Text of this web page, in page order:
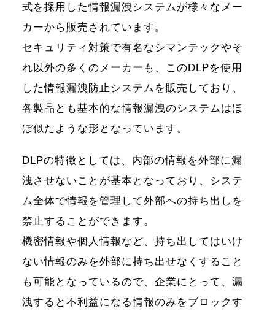
式を採用した情報漏洩システムが様々なメー
カーから販売されています。
セキュリティ対策で有名なシマンテックやそ
れ以外の多くのメーカーも、このDLPを使用
した情報漏洩防止システムを販売しており、
各製品とも基本的な情報漏洩のシステムはほ
ぼ似たような形となっています。
DLPの特徴としては、内部の情報を外部に漏
洩させないことが基本となっており、システ
ム全体で情報を管理して外部への持ち出しを
禁止することができます。
機密情報や個人情報など、持ち出してはいけ
ない情報のみを外部に持ち出せなくすること
も可能となっているので、企業にとって、漏
洩すると不利益になる情報のみをブロックす